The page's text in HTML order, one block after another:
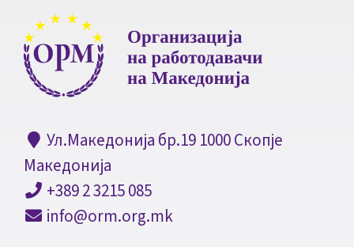
Ул.Македонија бр.19 1000 Скопје
Македонија
+389 2 3215 085
info@orm.org.mk